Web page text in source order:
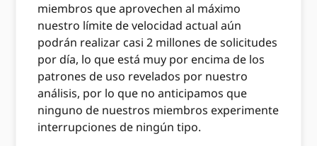
miembros que aprovechen al máximo
nuestro límite de velocidad actual aún
podrán realizar casi 2 millones de solicitudes
por día, lo que está muy por encima de los
patrones de uso revelados por nuestro
análisis, por lo que no anticipamos que
ninguno de nuestros miembros experimente
interrupciones de ningún tipo.